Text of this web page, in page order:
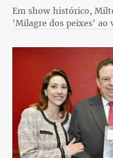
Em show histórico,
'Milagre dos peixes' ao